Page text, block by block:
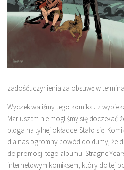
zadośćuczynienia za obsuwę w
Wyczekiwaliśmy tego komiksu z
Mariuszem nie mogliśmy się doczekać
bloga na tylnej okładce. Stało się!
dla nas ogromny powód do dumy, że
do promocji tego albumu! Stragne
internetowym komiksem, który do tej